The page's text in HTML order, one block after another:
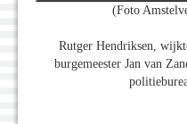
(Foto
Rutger Hendriksen,
burgemeester Jan van